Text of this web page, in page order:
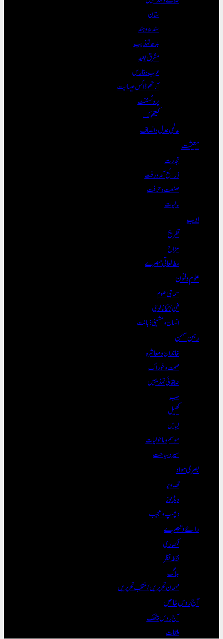
ستان
سندھ و ہند
بدھ تہذیب
مشرق بعید
عرب و فارس
آرتھوڈاکس عیسائیت
پروٹسٹنٹ
کیتھولک
عالمی عدل و انصاف
معیشت
تجارت
ذرائع آمدورفت
صنعت و حرفت
مالیات
ادب
تفریح
مزاح
مطالعاتی تبصرے
علوم و فنون
سماجی علوم
فن/ٹیکنالوجی
انسان و مشینی ذہانت
رہن سہن
خاندان و معاشرہ
صحت و خوراک
علاقائی تہذیبیں
طب
کھیل
لباس
موسم و ماحولیات
سیر و سیاحت
بصری مواد
تصاویر
ویڈیوز
دلچسپ و عجیب
رائے و تبصرے
لکھاری
نقطہ نظر
بلاگ
مہمان تحریریں / منتخب تحریریں
آج روس خاص
آج روس بیٹھک
ملقات